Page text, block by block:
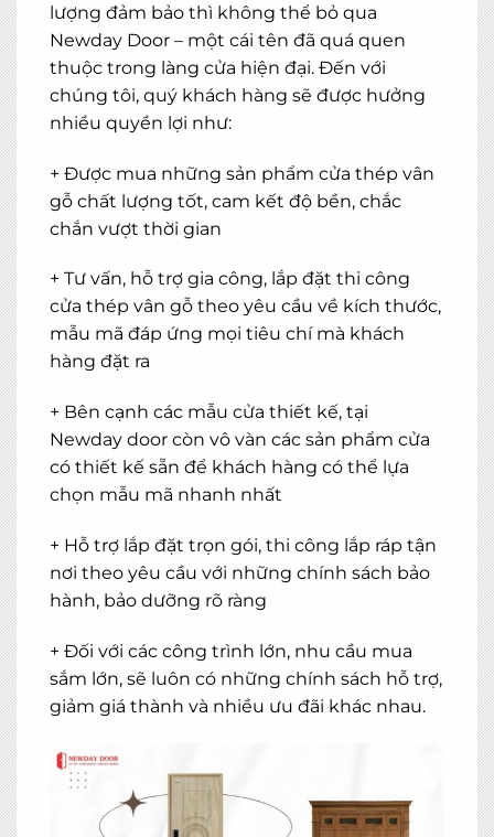
lượng đảm bảo thì không thể bỏ qua
Newday Door – một cái tên đã quá quen
thuộc trong làng cửa hiện đại. Đến với
chúng tôi, quý khách hàng sẽ được hưởng
nhiều quyền lợi như:
+ Được mua những sản phẩm cửa thép vân
gỗ chất lượng tốt, cam kết độ bền, chắc
chắn vượt thời gian
+ Tư vấn, hỗ trợ gia công, lắp đặt thi công
cửa thép vân gỗ theo yêu cầu về kích thước,
mẫu mã đáp ứng mọi tiêu chí mà khách
hàng đặt ra
+ Bên cạnh các mẫu cửa thiết kế, tại
Newday door còn vô vàn các sản phẩm cửa
có thiết kế sẵn để khách hàng có thể lựa
chọn mẫu mã nhanh nhất
+ Hỗ trợ lắp đặt trọn gói, thi công lắp ráp tận
nơi theo yêu cầu với những chính sách bảo
hành, bảo dưỡng rõ ràng
+ Đối với các công trình lớn, nhu cầu mua
sắm lớn, sẽ luôn có những chính sách hỗ trợ,
giảm giá thành và nhiều ưu đãi khác nhau.